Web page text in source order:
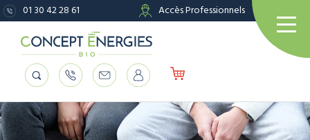
01 30 42 28 61 Accès Professionnels